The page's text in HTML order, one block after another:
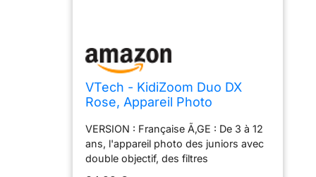
VTech - KidiZoom Duo DX
Rose, Appareil Photo
Photo, Selfie, Vidéo, Écran
Couleur, Lecteur MP3,
Casque Audio, Cadeau Enfant
VERSION : Française Ã‚GE : De 3 à 12
ans, l'appareil photo des juniors avec
double objectif, des filtres
dynamiques et des jeux en réalité